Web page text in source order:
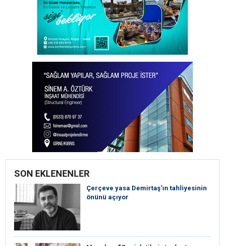
SON EKLENENLER
Çerçeve yasa Demirtaş’ın tahliyesinin
önünü açıyor